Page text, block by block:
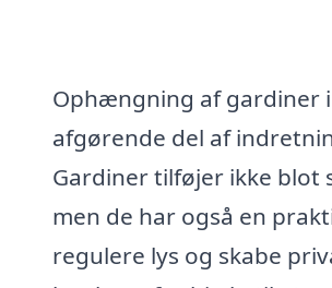
Ophængning af gardiner
afgørende del af
Gardiner tilføjer ikke blot
men de har også en
regulere lys og skabe